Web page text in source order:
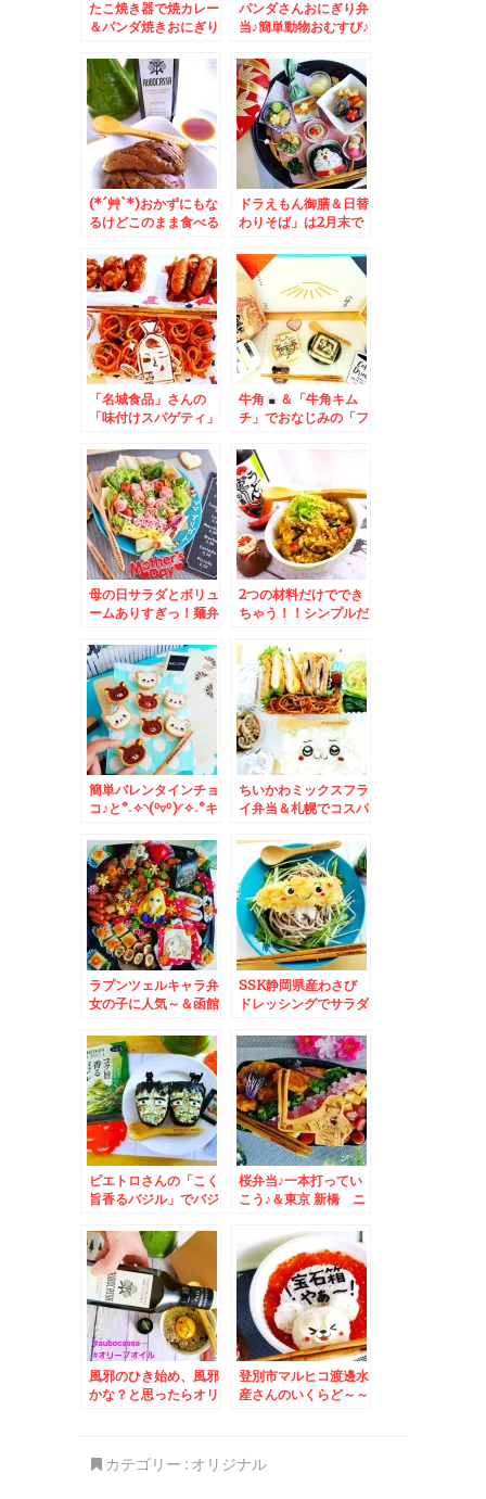
たこ焼き器で焼カレー
＆パンダ焼きおにぎり
ゆら」は飲食だだけで
もできます＾＾「熟成
三元豚のロースカツ定
食」８８０円Σ(ﾟДﾟ)
お得で美味しい！
パンダさんおにぎり弁
当♪簡単動物おむすび♪
食堂」さんで「朝食」
「長岡式酵素玄米」で
ヘルシーモーニング
♪(*´艸`*)ワンコイン
だよ～
(*´艸`*)おかずにもな
るけどこのまま食べる
イル醤油♪
ドラえもん御膳＆日替
わりそば」は2月末で
う「ごまそば遊鶴」さ
ん
「名城食品」さんの
「味付けスパゲティ」
すくお弁当に最適
♪「焼きそば田むし
男」くんスパゲティ弁
当♪(*´艸`*)
牛角
＆「牛角キム
チ」でおなじみの「フ
ら埼玉の老舗「八幡
屋」さんの食品セット
♪(*´艸`*)
母の日サラダとボリュ
ームありすぎっ！麺弁
バブ」さんで「チキン
とビーフのミックス」
ボリューミーで美味し
く大満腹♪
2つの材料だけででき
ちゃう！！シンプルだ
炊き込みご飯」レシピ
♪
簡単バレンタインチョ
コ♪と°˖✧◝(⁰▿⁰)◜✧˖°キ
♪
ちいかわミックスフラ
イ弁当＆札幌でコスパ
なら絶対こちら！「回
転寿司函館漁火」川沿
ソシア店さんの「Aラ
ンチ」は彩り海鮮丼
「タコ吸盤軍艦」「ホ
ッキサラダ軍艦」１０
００円でおつりくるっ
て(@￣□￣@;)！！
ラプンツェルキャラ弁
女の子に人気～＆函館
ッキーピエロ」さんの
「チャイニーズチキン
バーガー」食べたら病
みつきよ～
SSK静岡県産わさび
ドレッシングでサラダ
レシピ付き♪
ピエトロさんの「こく
旨香るバジル」でバジ
の実風味と後がけオイ
ルがうまさ倍増(*´艸
`*)
桜弁当♪一本打ってい
こう♪＆東京 新橋 ニ
処 おくとね」さんの
「舞茸天そば」♪つゆ
は北海道の駅そばの味
に一番近いのよ～(*
´艸`*)
風邪のひき始め、風邪
かな？と思ったらオリ
登別市マルヒコ渡邊水
産さんのいくらど～～
カテゴリー : オリジナル